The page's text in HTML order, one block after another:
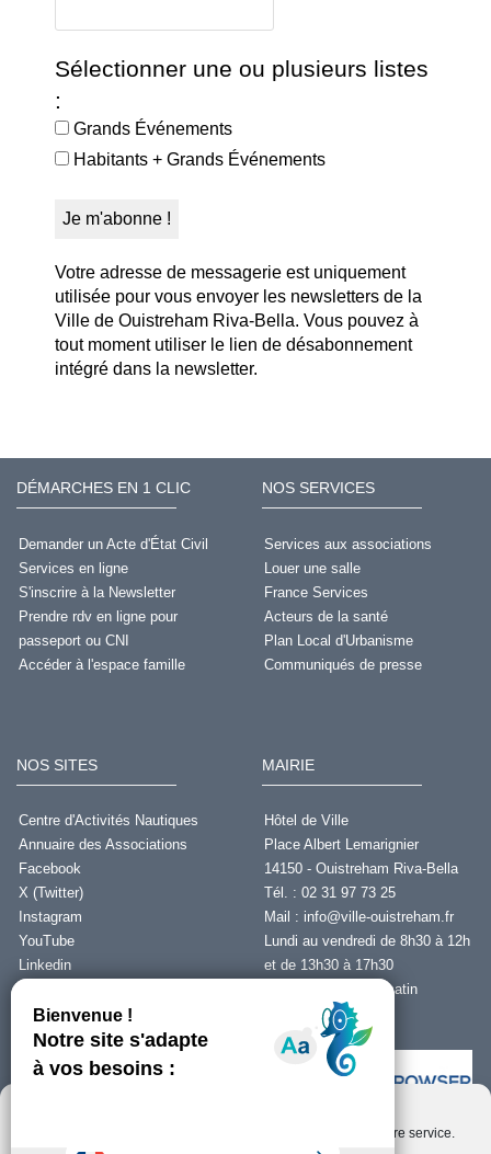
Nous utilisons des cookies pour optimiser notre site web et notre service.
Sélectionner une ou plusieurs listes
:
Grands Événements
Habitants + Grands Événements
Votre adresse de messagerie est uniquement
utilisée pour vous envoyer les newsletters de la
Ville de Ouistreham Riva-Bella. Vous pouvez à
tout moment utiliser le lien de désabonnement
intégré dans la newsletter.
DÉMARCHES EN 1 CLIC
Demander un Acte d'État Civil
Services en ligne
S'inscrire à la Newsletter
Prendre rdv en ligne pour
passeport ou CNI
Accéder à l'espace famille
NOS SERVICES
Services aux associations
Louer une salle
France Services
Acteurs de la santé
Plan Local d'Urbanisme
Communiqués de presse
NOS SITES
Centre d'Activités Nautiques
Annuaire des Associations
Facebook
X (Twitter)
Instagram
YouTube
Linkedin
MAIRIE
Hôtel de Ville
Place Albert Lemarignier
14150 - Ouistreham Riva-Bella
Tél. : 02 31 97 73 25
Mail : info@ville-ouistreham.fr
Lundi au vendredi de 8h30 à 12h
et de 13h30 à 17h30
Fermeture le jeudi matin
Nous contacter
Installer Ability Browser